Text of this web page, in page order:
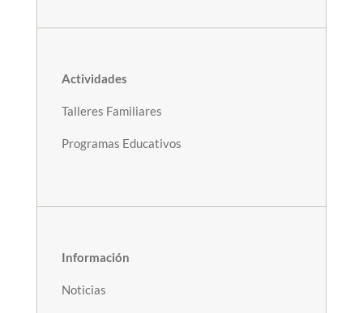
Actividades
Talleres Familiares
Programas Educativos
Información
Noticias